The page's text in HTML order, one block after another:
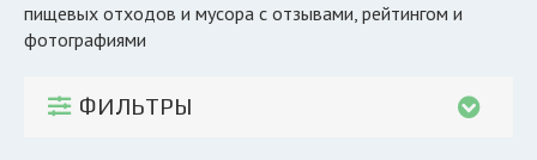
Компании
КОМПАНИЯМ
пищевых отходов и мусора с отзывами, рейтингом и
фотографиями
ФИЛЬТРЫ